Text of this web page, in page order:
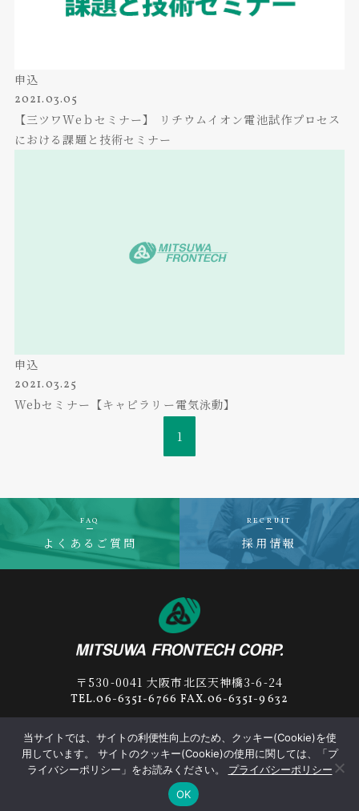
申込
2021.03.05
【三ツワWeｂセミナー】 リチウムイオン電池試作プロセス
における課題と技術セミナー
申込
2021.03.25
Webセミナー【キャピラリー電気泳動】
1
FAQ
よくあるご質問
RECRUIT
採用情報
〒530-0041 大阪市北区天神橋3-6-24
TEL.06-6351-6766 FAX.06-6351-9632
プライバシーポリシー サプライヤー行動規範
MITSUWA FRONTECH
当サイトでは、サイトの利便性向上のため、クッキー(Cookie)を使
用しています。 サイトのクッキー(Cookie)の使用に関しては、「プ
ライバシーポリシー」をお読みください。 プライバシーポリシー
OK